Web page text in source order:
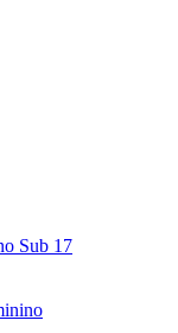
Sub 17